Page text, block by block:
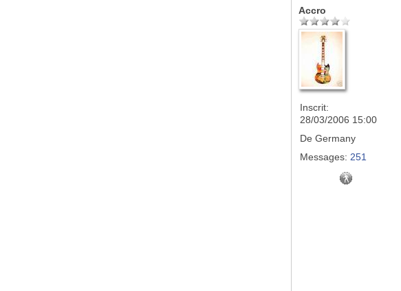
Accro
Inscrit:
28/03/2006 15:00
De Germany
Messages: 251